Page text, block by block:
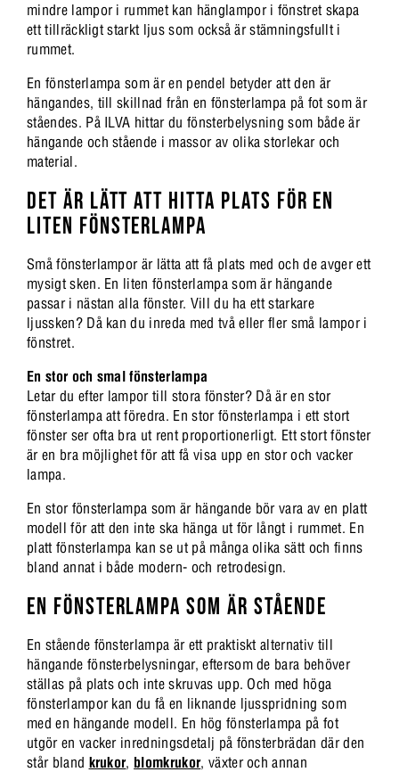
mindre lampor i rummet kan hänglampor i fönstret skapa
ett tillräckligt starkt ljus som också är stämningsfullt i
rummet.
En fönsterlampa som är en pendel betyder att den är
hängandes, till skillnad från en fönsterlampa på fot som är
ståendes. På ILVA hittar du fönsterbelysning som både är
hängande och stående i massor av olika storlekar och
material.
DET ÄR LÄTT ATT HITTA PLATS FÖR EN
LITEN FÖNSTERLAMPA
Små fönsterlampor är lätta att få plats med och de avger ett
mysigt sken. En liten fönsterlampa som är hängande
passar i nästan alla fönster. Vill du ha ett starkare
ljussken? Då kan du inreda med två eller fler små lampor i
fönstret.
En stor och smal fönsterlampa
Letar du efter lampor till stora fönster? Då är en stor
fönsterlampa att föredra. En stor fönsterlampa i ett stort
fönster ser ofta bra ut rent proportionerligt. Ett stort fönster
är en bra möjlighet för att få visa upp en stor och vacker
lampa.
En stor fönsterlampa som är hängande bör vara av en platt
modell för att den inte ska hänga ut för långt i rummet. En
platt fönsterlampa kan se ut på många olika sätt och finns
bland annat i både modern- och retrodesign.
EN FÖNSTERLAMPA SOM ÄR STÅENDE
En stående fönsterlampa är ett praktiskt alternativ till
hängande fönsterbelysningar, eftersom de bara behöver
ställas på plats och inte skruvas upp. Och med höga
fönsterlampor kan du få en liknande ljusspridning som
med en hängande modell. En hög fönsterlampa på fot
utgör en vacker inredningsdetalj på fönsterbrädan där den
står bland krukor, blomkrukor, växter och annan